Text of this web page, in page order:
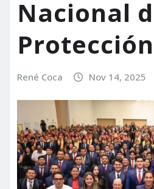
Nacional
René Coca Nov 14, 2025